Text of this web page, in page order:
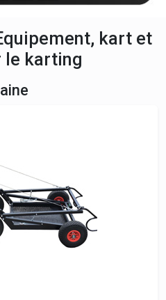
kart et
le karting